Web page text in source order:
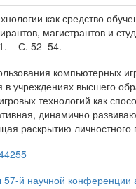
как средство
магистрантов и
– С. 52–54.
компьютерных
в учреждениях высшего
технологий как
динамично
раскрытию
й научной конференции